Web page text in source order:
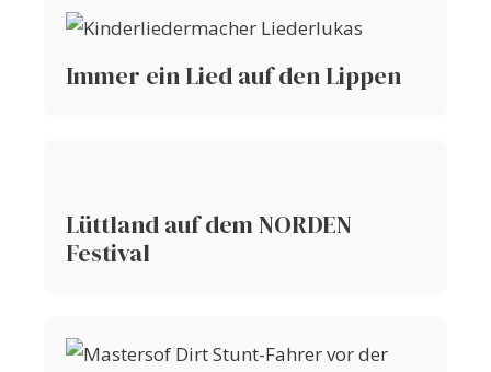
Immer ein Lied auf den Lippen
Lüttland auf dem NORDEN
Festival